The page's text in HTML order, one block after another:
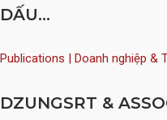
DẤU...
Publications | Doanh nghiệp &
DZUNGSRT &